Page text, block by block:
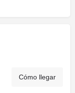
Cómo llegar